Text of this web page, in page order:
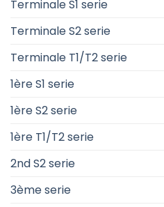
Terminale S1 serie
Terminale S2 serie
Terminale T1/T2 serie
1ère S1 serie
1ère S2 serie
1ère T1/T2 serie
2nd S2 serie
3ème serie